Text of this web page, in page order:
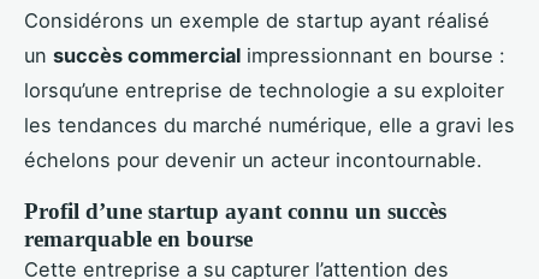
Considérons un exemple de startup ayant réalisé
un succès commercial impressionnant en bourse :
lorsqu’une entreprise de technologie a su exploiter
les tendances du marché numérique, elle a gravi les
échelons pour devenir un acteur incontournable.
Profil d’une startup ayant connu un succès
remarquable en bourse
Cette entreprise a su capturer l’attention des